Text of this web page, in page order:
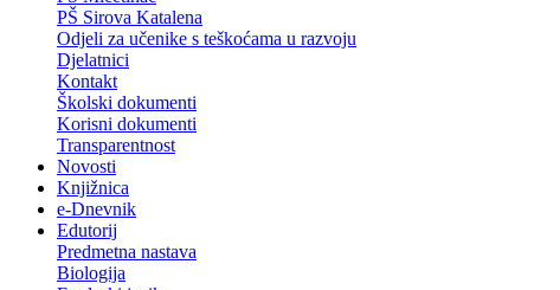
PŠ Sirova Katalena
Odjeli za učenike s teškoćama u razvoju
Djelatnici
Kontakt
Školski dokumenti
Korisni dokumenti
Transparentnost
Novosti
Knjižnica
e-Dnevnik
Edutorij
Predmetna nastava
Biologija